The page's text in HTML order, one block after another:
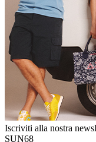
Iscriviti alla nostra
SUN68